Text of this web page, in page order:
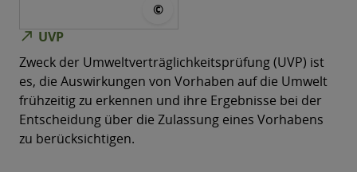
©
north_east UVP
Zweck der Umweltverträglichkeitsprüfung (UVP) ist
es, die Auswirkungen von Vorhaben auf die Umwelt
frühzeitig zu erkennen und ihre Ergebnisse bei der
Entscheidung über die Zulassung eines Vorhabens
zu berücksichtigen.